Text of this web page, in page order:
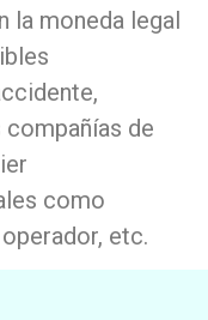
la moneda legal
de
como
etc.